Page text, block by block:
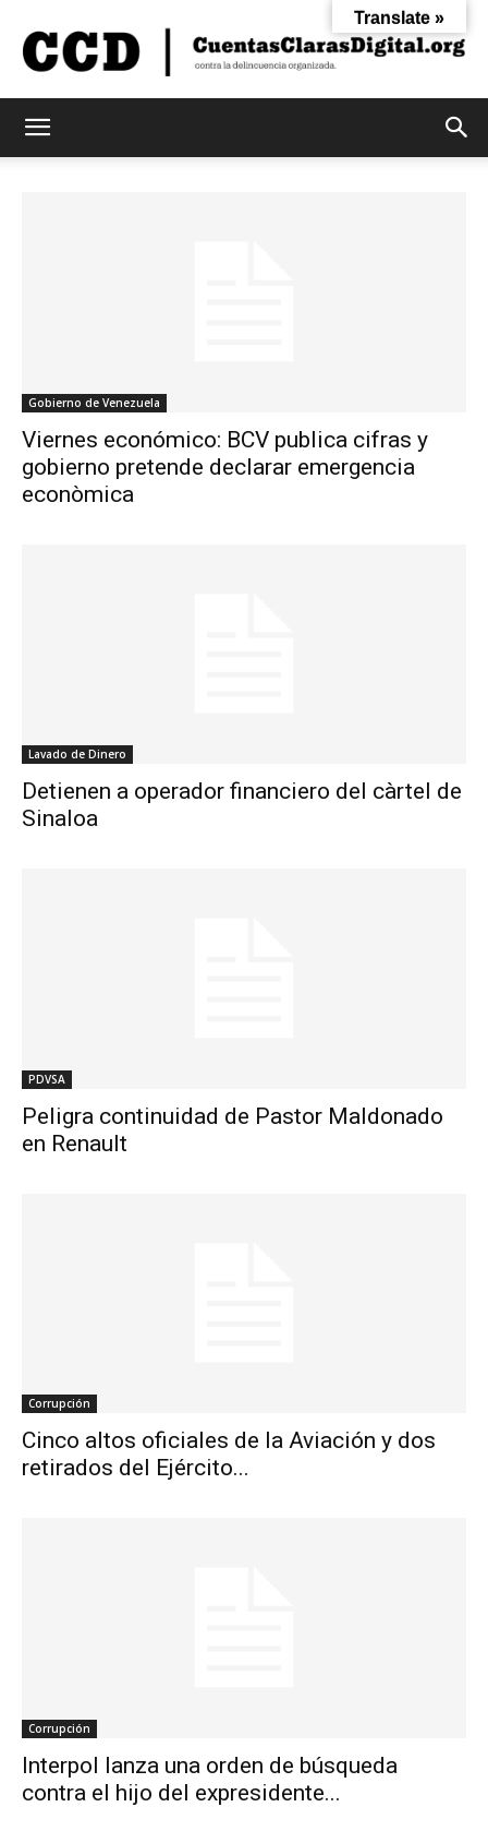
Gobierno de Venezuela
Viernes económico: BCV publica cifras y
gobierno pretende declarar emergencia
econòmica
Lavado de Dinero
Detienen a operador financiero del càrtel de
Sinaloa
PDVSA
Peligra continuidad de Pastor Maldonado
en Renault
Corrupción
Cinco altos oficiales de la Aviación y dos
retirados del Ejército...
Corrupción
Interpol lanza una orden de búsqueda
contra el hijo del expresidente...
Translate »